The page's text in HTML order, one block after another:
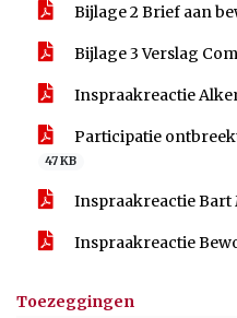
Bijlage 2 Brief aan
Bijlage 3 Verslag
Inspraakreactie
Participatie
47 KB
Inspraakreactie
Inspraakreactie
Toezeggingen